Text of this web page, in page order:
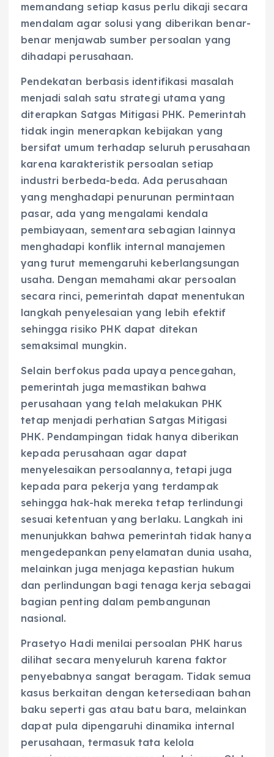
memandang setiap kasus perlu dikaji secara
mendalam agar solusi yang diberikan benar-
benar menjawab sumber persoalan yang
dihadapi perusahaan.
Pendekatan berbasis identifikasi masalah
menjadi salah satu strategi utama yang
diterapkan Satgas Mitigasi PHK. Pemerintah
tidak ingin menerapkan kebijakan yang
bersifat umum terhadap seluruh perusahaan
karena karakteristik persoalan setiap
industri berbeda-beda. Ada perusahaan
yang menghadapi penurunan permintaan
pasar, ada yang mengalami kendala
pembiayaan, sementara sebagian lainnya
menghadapi konflik internal manajemen
yang turut memengaruhi keberlangsungan
usaha. Dengan memahami akar persoalan
secara rinci, pemerintah dapat menentukan
langkah penyelesaian yang lebih efektif
sehingga risiko PHK dapat ditekan
semaksimal mungkin.
Selain berfokus pada upaya pencegahan,
pemerintah juga memastikan bahwa
perusahaan yang telah melakukan PHK
tetap menjadi perhatian Satgas Mitigasi
PHK. Pendampingan tidak hanya diberikan
kepada perusahaan agar dapat
menyelesaikan persoalannya, tetapi juga
kepada para pekerja yang terdampak
sehingga hak-hak mereka tetap terlindungi
sesuai ketentuan yang berlaku. Langkah ini
menunjukkan bahwa pemerintah tidak hanya
mengedepankan penyelamatan dunia usaha,
melainkan juga menjaga kepastian hukum
dan perlindungan bagi tenaga kerja sebagai
bagian penting dalam pembangunan
nasional.
Prasetyo Hadi menilai persoalan PHK harus
dilihat secara menyeluruh karena faktor
penyebabnya sangat beragam. Tidak semua
kasus berkaitan dengan ketersediaan bahan
baku seperti gas atau batu bara, melainkan
dapat pula dipengaruhi dinamika internal
perusahaan, termasuk tata kelola